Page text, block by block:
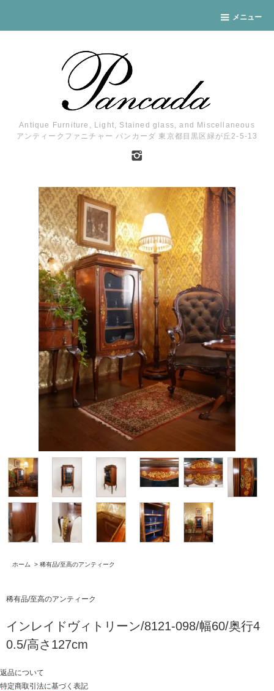
メニュー
Antique Furniture, Light, Stained glass, and Miscellaneous
アンティークファニチャー パンカーダ 東京都目黒区緑が丘2-5-13
ホーム > 稀有品/至高のアンティーク
稀有品/至高のアンティーク
インレイドヴィトリーン/8121-098/幅60/奥行4
0.5/高さ127cm
返品について
特定商取引法に基づく表記